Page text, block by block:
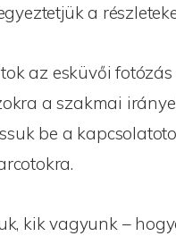
a
az esküvői
a szakmai
be a
kik vagyunk –